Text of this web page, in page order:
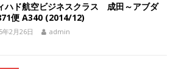
ハド航空ビジネスクラス 成田～アブダ
便 A340 (2014/12)
年2月26日 admin